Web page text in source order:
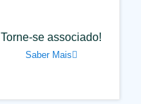
Torne-se associado!
Saber Mais